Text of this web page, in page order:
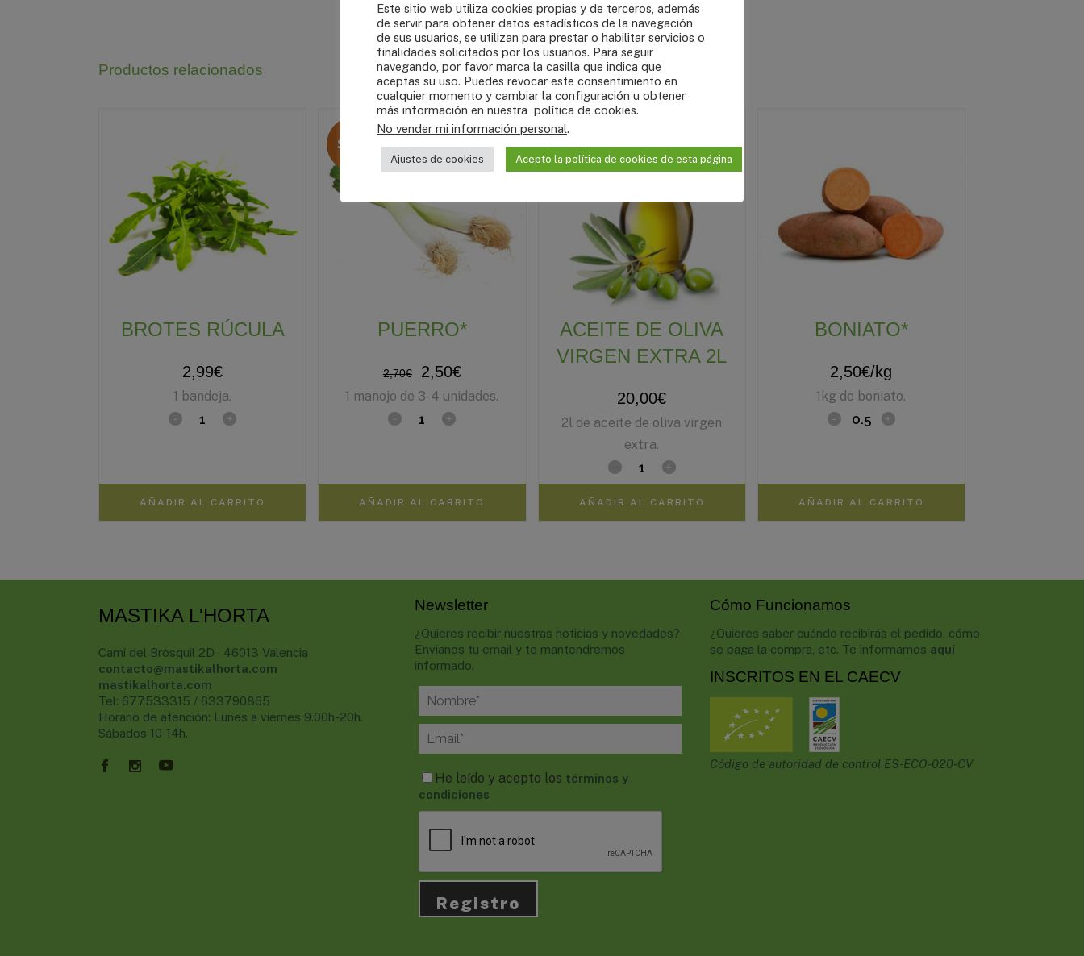
Productos relacionados
AÑADIR AL CARRITO
BROTES RÚCULA
2,99€
1 bandeja.
AÑADIR AL CARRITO
SALE
PUERRO*
2,70€ 2,50€
1 manojo de 3-4 unidades.
AÑADIR AL CARRITO
ACEITE DE OLIVA
VIRGEN EXTRA 2L
20,00€
2l de aceite de oliva virgen
extra.
AÑADIR AL CARRITO
BONIATO*
2,50€/kg
1kg de boniato.
MASTIKA L'HORTA
Camí del Brosquil 2D · 46013 Valencia
contacto@mastikalhorta.com
mastikalhorta.com
Tel: 677533315 / 633790865
Horario de atención: Lunes a viernes 9.00h-20h.
Sábados 10-14h.
Newsletter
¿Quieres recibir nuestras noticias y novedades?
Envianos tu email y te mantendremos
informado.
He leído y acepto los términos y
condiciones
Cómo Funcionamos
¿Quieres saber cuándo recibirás el pedido, cómo
se paga la compra, etc. Te informamos aquí
INSCRITOS EN EL CAECV
Código de autoridad de control ES-ECO-020-CV
Este sitio web utiliza cookies propias y de terceros, además
de servir para obtener datos estadísticos de la navegación
de sus usuarios, se utilizan para prestar o habilitar servicios o
finalidades solicitados por los usuarios. Para seguir
navegando, por favor marca la casilla que indica que
aceptas su uso. Puedes revocar este consentimiento en
cualquier momento y cambiar la configuración u obtener
más información en nuestra política de cookies.
No vender mi información personal.
Ajustes de cookies Acepto la política de cookies de esta página